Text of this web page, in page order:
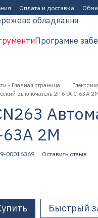
Оплата и доставка
обладнання
Програмне
- Главная страница
выключатель 2P 6kA C-63A 2M
2M
00016369 Оставить отзыв
Быстрый